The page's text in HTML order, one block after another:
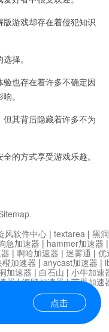
游戏却存在着侵犯知识
择。
也存在着许多不确定因
。
其背后隐藏着许多不为
的方式享受游戏乐趣。
.
点击
风软件中心 | textarea | 黑
急加速器 | hammer加速器
| 啊哈加速器 | 迷雾通 | 优
橙加速器 | anycast加速器 |
加速器 | 白石山 | 小牛加速
器|海鸥加速器|芒果加速